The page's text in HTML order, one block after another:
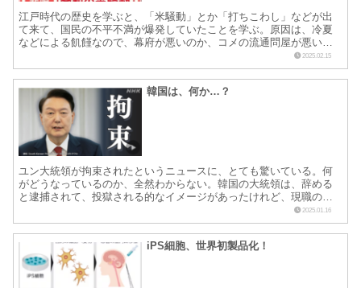
江戸時代の歴史を学ぶと、「米騒動」とか「打ちこわし」などが出
て来て、国民の不平不満が爆発していたことを学ぶ。原因は、冷夏
などによる飢饉なので、幕府が悪いのか、コメの流通問屋が悪いの
かわからないけれど、自然現象が根本的ものだったようだ。で
も、...
2025.02.15
韓国は、何か…？
ユン大統領が拘束されたというニュースに、とても驚いている。何
がどうなっているのか、全然わからない。韓国の大統領は、辞める
と逮捕されて、投獄される的なイメージがあったけれど、現職の大
統領が拘束されるというのは、かなり異常な気がする。先日、読
売...
2025.01.16
iPS細胞、世界初製品化！